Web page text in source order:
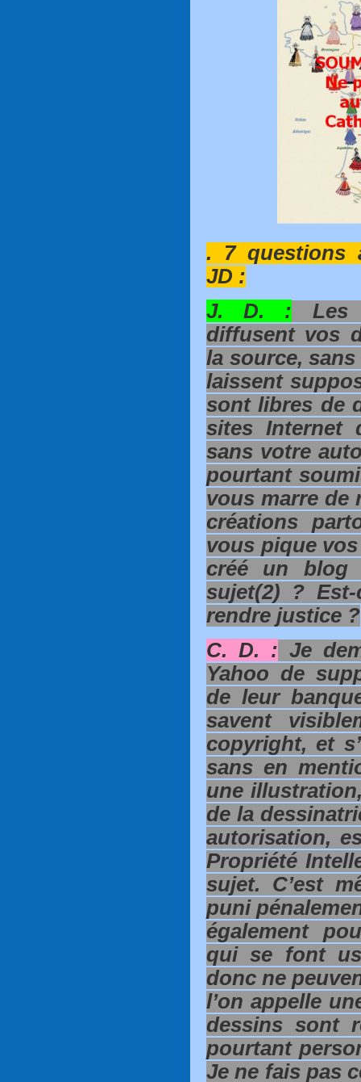
. 7 questions
JD :
J. D. : Les
diffusent vos
la source,
laissent
sont libres de
sites Internet
sans votre
pourtant
vous marre de
créations
vous pique
créé un blog
sujet(2) ?
rendre justice ?
C. D. : Je
Yahoo de
de leur
savent
copyright, et
sans en
une
de la
autorisation,
Propriété
sujet. C’est
puni
également
qui se font
donc ne
l’on appelle
dessins sont
pourtant
Je ne fais pas